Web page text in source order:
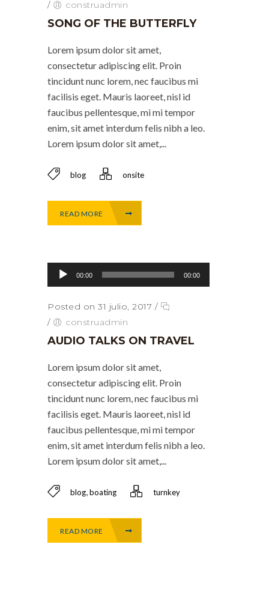
/
construadmin
SONG OF THE BUTTERFLY
Lorem ipsum dolor sit amet,
consectetur adipiscing elit. Proin
tincidunt nunc lorem, nec faucibus mi
facilisis eget. Mauris laoreet, nisl id
faucibus pellentesque, mi mi tempor
enim, sit amet interdum felis nibh a leo.
Lorem ipsum dolor sit amet,...
blog onsite
READ MORE
Reproductor de audio
00:00 00:00
Posted on 31 julio, 2017 /
/
construadmin
AUDIO TALKS ON TRAVEL
Lorem ipsum dolor sit amet,
consectetur adipiscing elit. Proin
tincidunt nunc lorem, nec faucibus mi
facilisis eget. Mauris laoreet, nisl id
faucibus pellentesque, mi mi tempor
enim, sit amet interdum felis nibh a leo.
Lorem ipsum dolor sit amet,...
blog boating turnkey
READ MORE